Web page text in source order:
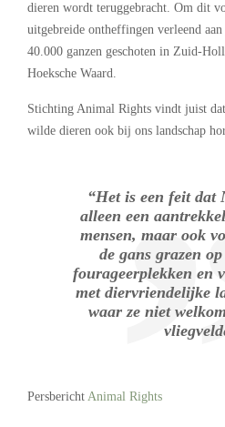
dieren wordt teruggebracht. Om dit
uitgebreide ontheffingen verleend
40.000 ganzen geschoten in Zuid-
Hoeksche Waard.
Stichting Animal Rights vindt juist
wilde dieren ook bij ons landschap
“Het is een feit dat
alleen een
mensen, maar ook
de gans grazen
fourageerplekken en
met diervriendelijke
waar ze niet
Persbericht Animal Rights